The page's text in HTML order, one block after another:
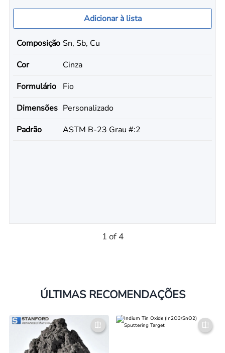
Adicionar à lista
Composição Sn, Sb, Cu
Cor
Cinza
Formulário
Fio
Dimensões Personalizado
Padrão
ASTM B-23 Grau #:2
1 of 4
ÚLTIMAS RECOMENDAÇÕES